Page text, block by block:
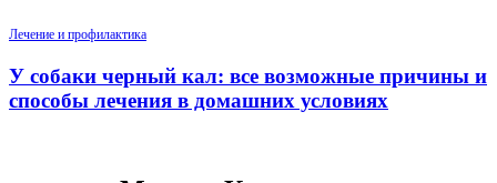
Лечение и профилактика
У собаки черный кал: все возможные причины и
способы лечения в домашних условиях